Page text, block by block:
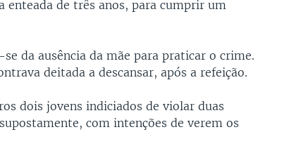
enteada de três anos, para cumprir um
da ausência da mãe para praticar o crime.
deitada a descansar, após a refeição.
dois jovens indiciados de violar duas
com intenções de verem os